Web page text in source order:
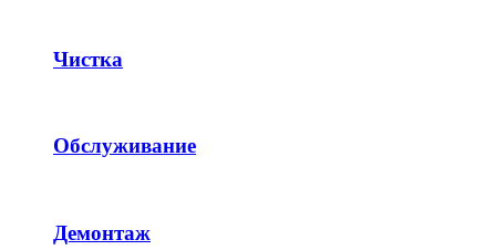
Чистка
Обслуживание
Демонтаж